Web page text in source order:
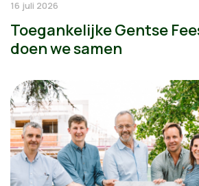
16 juli 2026
Toegankelijke Gentse
doen we samen